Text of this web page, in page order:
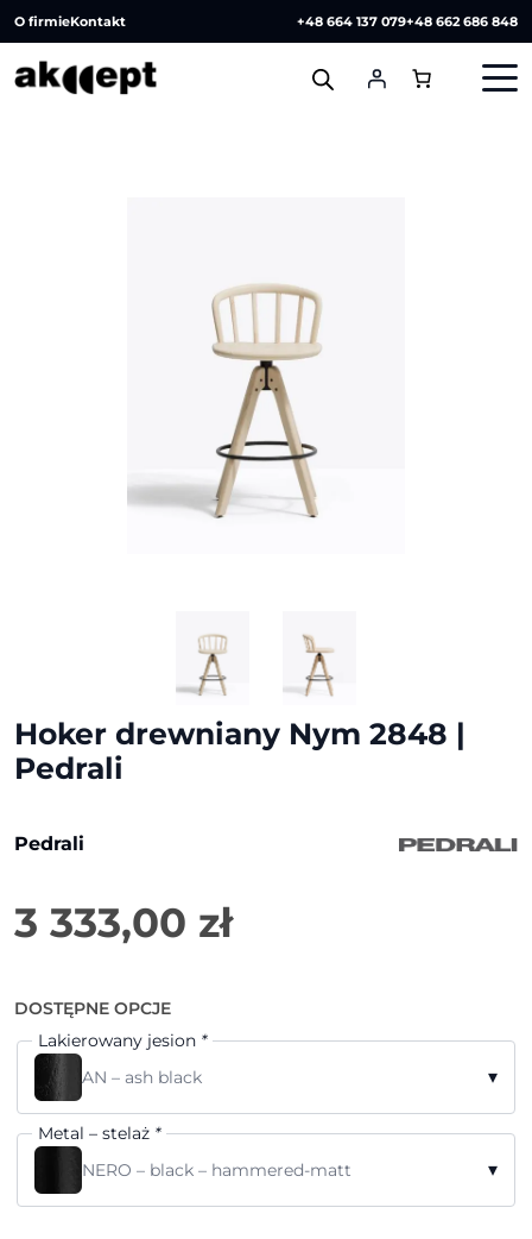
O firmieKontakt +48 664 137 079+48 662 686 848
Hoker drewniany Nym 2848 |
Pedrali
Pedrali
3 333,00 zł
DOSTĘPNE OPCJE
Lakierowany jesion *
AN – ash black
▾
Metal – stelaż *
NERO – black – hammered-matt
▾